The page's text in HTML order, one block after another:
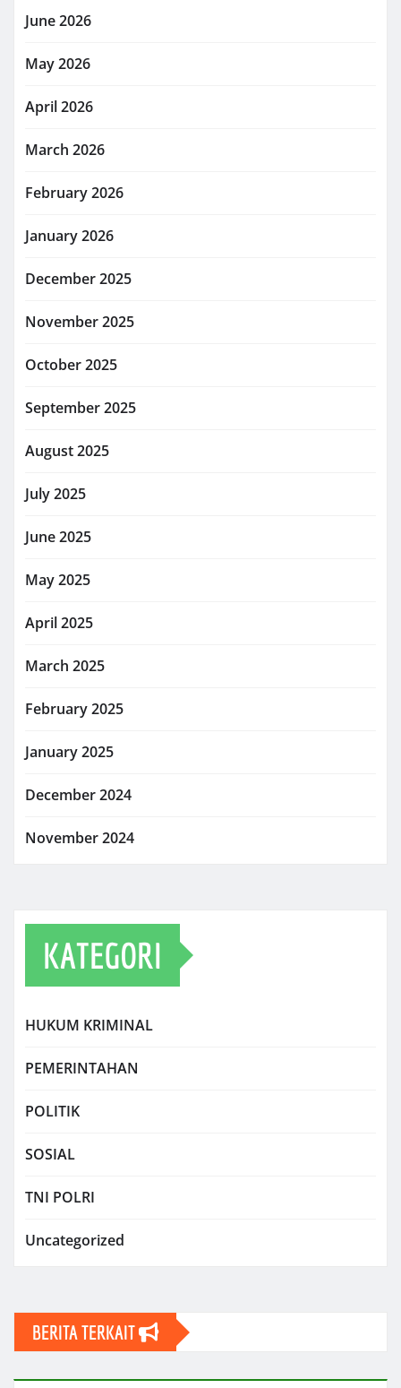
June 2026
May 2026
April 2026
March 2026
February 2026
January 2026
December 2025
November 2025
October 2025
September 2025
August 2025
July 2025
June 2025
May 2025
April 2025
March 2025
February 2025
January 2025
December 2024
November 2024
KATEGORI
HUKUM KRIMINAL
PEMERINTAHAN
POLITIK
SOSIAL
TNI POLRI
Uncategorized
BERITA TERKAIT